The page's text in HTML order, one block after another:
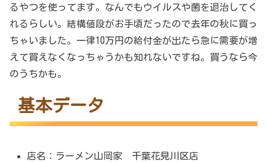
るやつを使ってます。なんでもウイルスや菌を退治してく
れるらしい。結構値段がお手頃だったので去年の秋に買っ
ちゃいました。一律10万円の給付金が出たら急に需要が増
えて買えなくなっちゃうかも知れないですね。買うなら今
のうちかも。
基本データ
店名：ラーメン山岡家 千葉花見川区店